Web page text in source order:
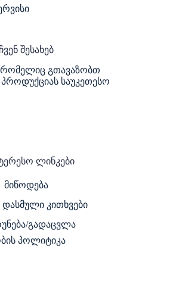
ჩვენ შესახებ
რომელიც გთავაზობთ
საუკეთესო
ლინკები
მიწოდება
კითხვები
გადაცვლა
პოლიტიკა